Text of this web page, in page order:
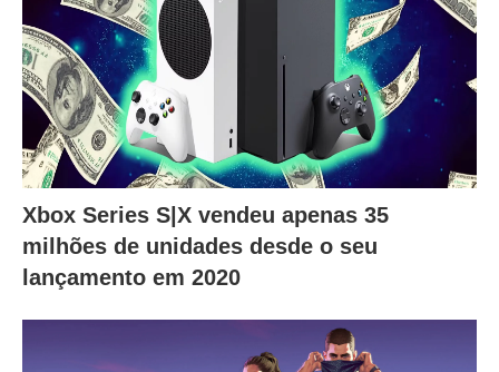
Xbox Series S|X vendeu apenas 35
milhões de unidades desde o seu
lançamento em 2020